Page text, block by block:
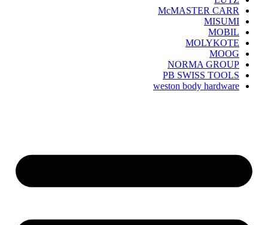
McMASTER CARR
MISUMI
MOBIL
MOLYKOTE
MOOG
NORMA GROUP
PB SWISS TOOLS
weston body hardware